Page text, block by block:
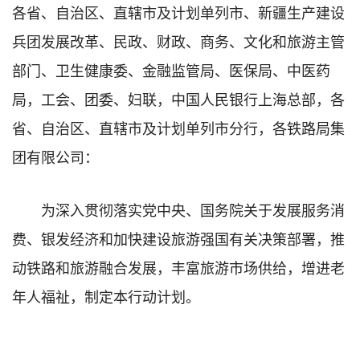
各省、自治区、直辖市及计划单列市、新疆生产建设
兵团发展改革、民政、财政、商务、文化和旅游主管
部门、卫生健康委、金融监管局、医保局、中医药
局，工会、团委、妇联，中国人民银行上海总部，各
省、自治区、直辖市及计划单列市分行，各铁路局集
团有限公司：
为深入贯彻落实党中央、国务院关于发展服务消
费、银发经济和加快建设旅游强国有关决策部署，推
动铁路和旅游融合发展，丰富旅游市场供给，增进老
年人福祉，制定本行动计划。